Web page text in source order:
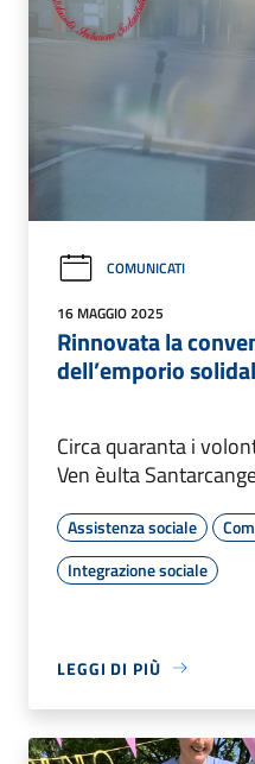
COMUNICATI
16 MAGGIO 2025
Rinnovata la
dell’emporio
Circa quaranta i
Ven èulta
Assistenza sociale
Integrazione sociale
LEGGI DI PIÙ